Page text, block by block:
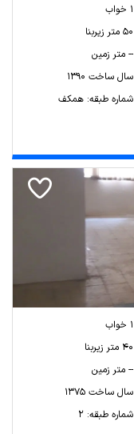
1 خواب
50 متر زیربنا
-- متر زمین
سال ساخت 1390
شماره طبقه: همکف
1 خواب
40 متر زیربنا
-- متر زمین
سال ساخت 1375
شماره طبقه: 2